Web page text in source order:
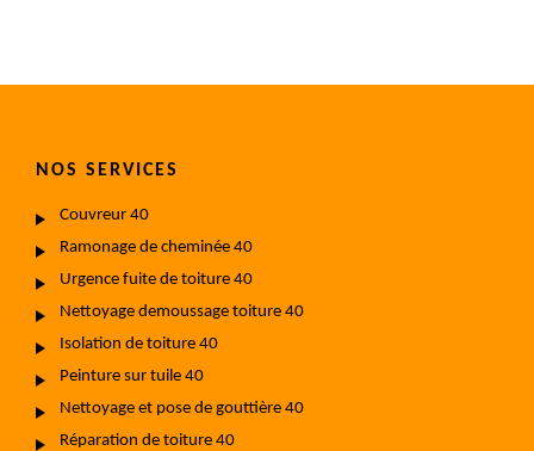
NOS SERVICES
Couvreur 40
Ramonage de cheminée 40
Urgence fuite de toiture 40
Nettoyage demoussage toiture 40
Isolation de toiture 40
Peinture sur tuile 40
Nettoyage et pose de gouttière 40
Réparation de toiture 40